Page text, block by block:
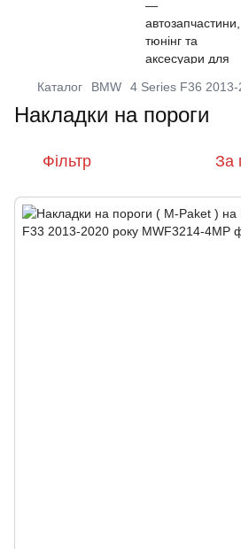
Каталог BMW 4 Series F36 2013-
Накладки на пороги
Фільтр За